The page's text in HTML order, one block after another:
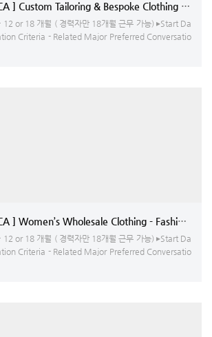
[ICDC 미국인턴 / CA ] Custom Tailoring & Bespoke
or 18 개월 ( 경력자만 18개월 근무 가능) ▸Start Da
Criteria - Related Major Preferred Conversatio
[ICDC 미국인턴 /
or 18 개월 ( 경력자만 18개월 근무 가능) ▸Start Da
Criteria - Related Major Preferred Conversatio